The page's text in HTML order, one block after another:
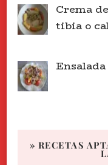
Crema
tibia o
» RECETAS